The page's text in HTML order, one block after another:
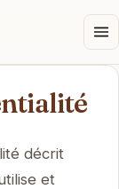
décrit
et